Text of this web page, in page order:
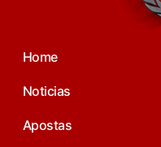
Home
Noticias
Apostas